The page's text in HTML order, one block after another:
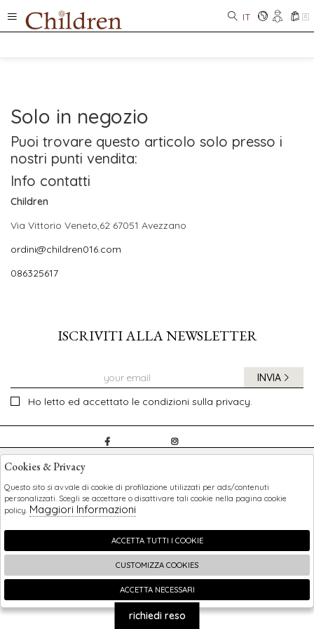
IT 0
Solo in negozio
Puoi trovare questo articolo solo presso i
nostri punti vendita:
Info contatti
Children
Via Vittorio Veneto,62 67051 Avezzano
ordini@children016.com
086325617
ISCRIVITI ALLA NEWSLETTER
Ho letto ed accettato le condizioni sulla privacy.
INVIA
SHOPPING
EXTRA
🍪
richiedi reso
Cookies & Privacy
Questo sito si avvale di cookie di profilazione utilizzati per ads/contenuti
personalizzati. Scegli se accettare o disattivare tali cookie nella pagina cookie
policy. Maggiori Informazioni
ACCETTA TUTTI I COOKIE
CUSTOMIZZA COOKIES
ACCETTA NECESSARI